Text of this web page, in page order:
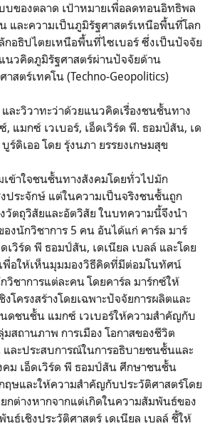
บของตลาด เป้าหมายเพื่อลดทอนอิทธิพล
และความเป็นภูมิรัฐศาสตร์เหนือพื้นที่โลก
กอธิปไตยเหนือพื้นที่ไซเบอร์ ซึ่งเป็นปัจจัย
นวคิดภูมิรัฐศาสตร์ผ่านปัจจัยด้าน
าสตร์เทคโน (Techno-Geopolitics)
ละวิวาทะว่าด้วยแนวคิดเรื่องชนชั้นทาง
, แมกซ์ เวเบอร์, เอ็ดเวิร์ด พี. ธอมป์สัน, เด
ร์ดิเออ โดย รุ้งนภา ยรรยงเกษมสุข
ข้าใจชนชั้นทางสังคมโดยทั่วไปมัก
ประจักษ์ แต่ในความเป็นจริงชนชั้นถูก
วัตถุวิสัยและอัตวิสัย ในบทความนี้จึงนำ
งนักวิชาการ 5 คน อันได้แก่ คาร์ล มาร์
เวิร์ด พี ธอมป์สัน, เดเนียล เบลล์ และโดย
พื่อให้เห็นมุมมองวิธีคิดที่มีต่อมโนทัศน์
ชาการแต่ละคน โดยคาร์ล มาร์กซ์ให้
โครงสร้างโดยเฉพาะปัจจัยการผลิตและ
ดชนชั้น แมกซ์ เวเบอร์ให้ความสำคัญกับ
สถานภาพ การเมือง โอกาสของชีวิต
ละประสบการณ์ในการอธิบายชนชั้นและ
ม เอ็ดเวิร์ด พี ธอมป์สัน ศึกษาชนชั้น
ฤษและให้ความสำคัญกับประวัติศาสตร์โดย
กต่างหากจากแต่เกิดในความสัมพันธ์ของ
ธ์เชิงประวัติศาสตร์ เดเนียล เบลล์ ชี้ให้